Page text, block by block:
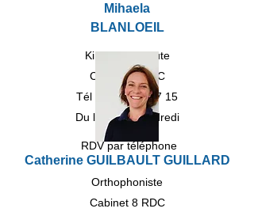
Mihaela
BLANLOEIL
Kinésithérapeute
Cabinet 6 RDC
Tél :
02 37 44 57 15
Du lundi au vendredi
RDV par téléphone
Catherine GUILBAULT GUILLARD
Orthophoniste
Cabinet 8 RDC